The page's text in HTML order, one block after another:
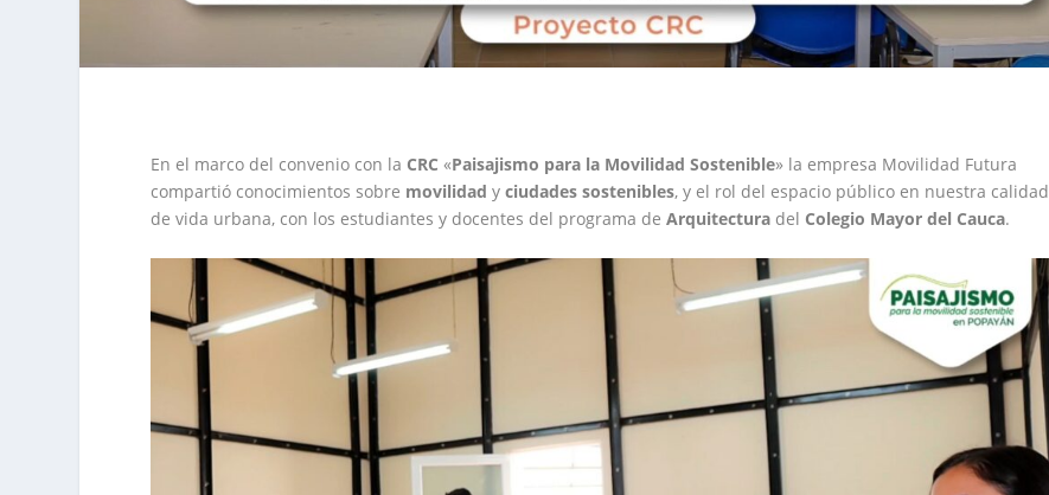
En el marco del convenio con la CRC «Paisajismo para la Movilidad Sostenible» la empresa Movilidad Futura
compartió conocimientos sobre movilidad yciudades sostenibles, y el rol del espacio público en nuestra calidad
de vida urbana, con los estudiantes y docentes del programa deArquitectura del Colegio Mayor del Cauca.